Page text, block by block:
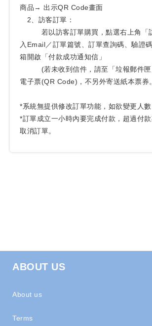
商品→ 出示QR Code畫面
2、訪客訂單：
若以訪客訂單購買，點選右上角「
入Email／訂單篇號、訂單查詢碼、驗證
箱開啟「付款成功通知信」
(若未收到信件，請至「垃報郵件匣
電子票(QR Code)，不另外寄送紙本票券。
*系統無提供修改訂單功能，如欲變更人數
*訂單成立一小時內要完成付款，超過付
取消訂單。
ABOUT US
About us
Terms